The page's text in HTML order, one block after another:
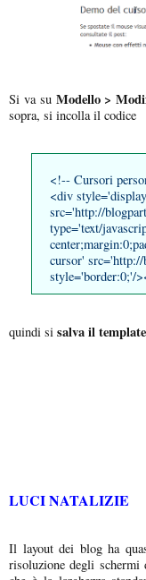
Si va su Modello >
sopra, si incolla il codice
<!-- Cursori
<div
src='http://
type='text/
cursor'
style='border:0;'/
quindi si salva il template
LUCI NATALIZIE
Il layout dei blog ha
risoluzione degli schermi